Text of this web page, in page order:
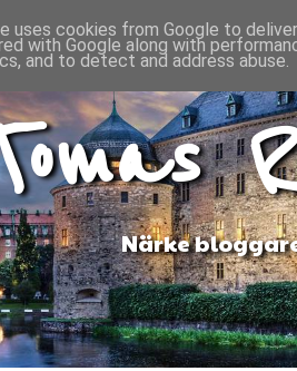
Närke
uses cookies from Google to
with Google along with
and to detect and address abuse.